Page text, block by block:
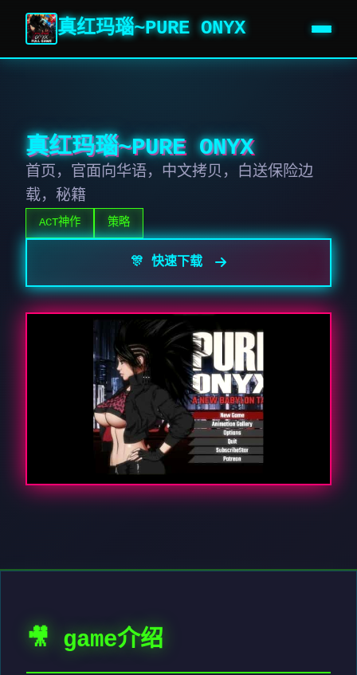
真红玛瑙~PURE ONYX
真红玛瑙~PURE ONYX
首页，官面向华语，中文拷贝，白送保险边
载，秘籍
ACT神作 策略
🎊 快速下载
🎥 game介绍